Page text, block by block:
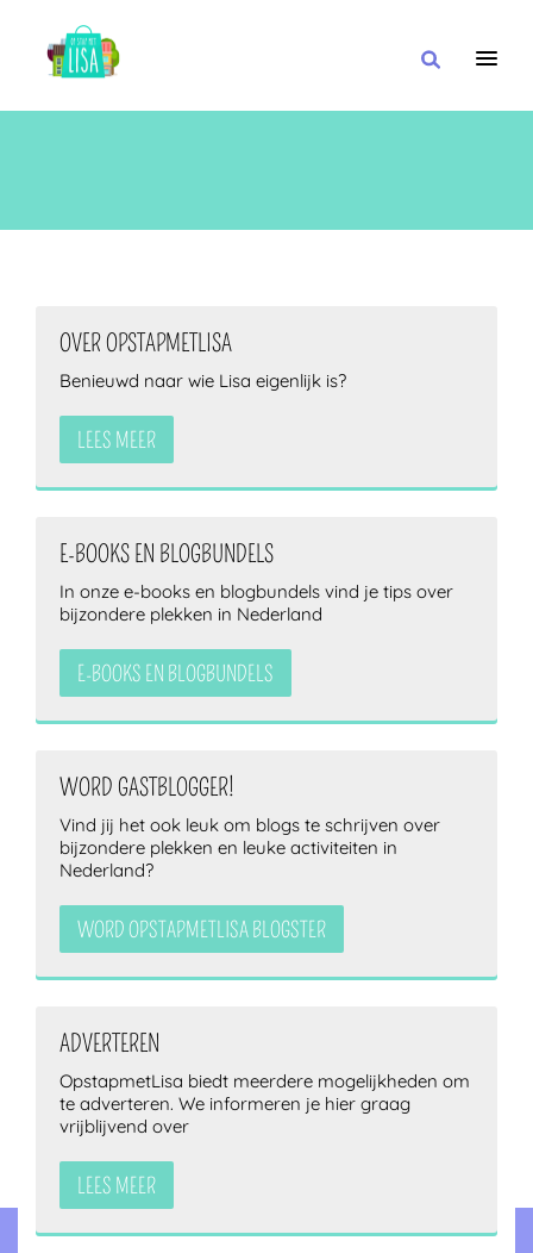
IN DE BUURT VAN
OVER OPSTAPMETLISA
Benieuwd naar wie Lisa eigenlijk is?
LEES MEER
E-BOOKS EN BLOGBUNDELS
In onze e-books en blogbundels vind je tips over
bijzondere plekken in Nederland
E-BOOKS EN BLOGBUNDELS
WORD GASTBLOGGER!
Vind jij het ook leuk om blogs te schrijven over
bijzondere plekken en leuke activiteiten in
Nederland?
WORD OPSTAPMETLISA BLOGSTER
ADVERTEREN
OpstapmetLisa biedt meerdere mogelijkheden om
te adverteren. We informeren je hier graag
vrijblijvend over
LEES MEER